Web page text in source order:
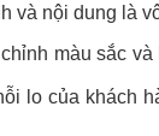
và nội dung là
màu sắc
lo của khách